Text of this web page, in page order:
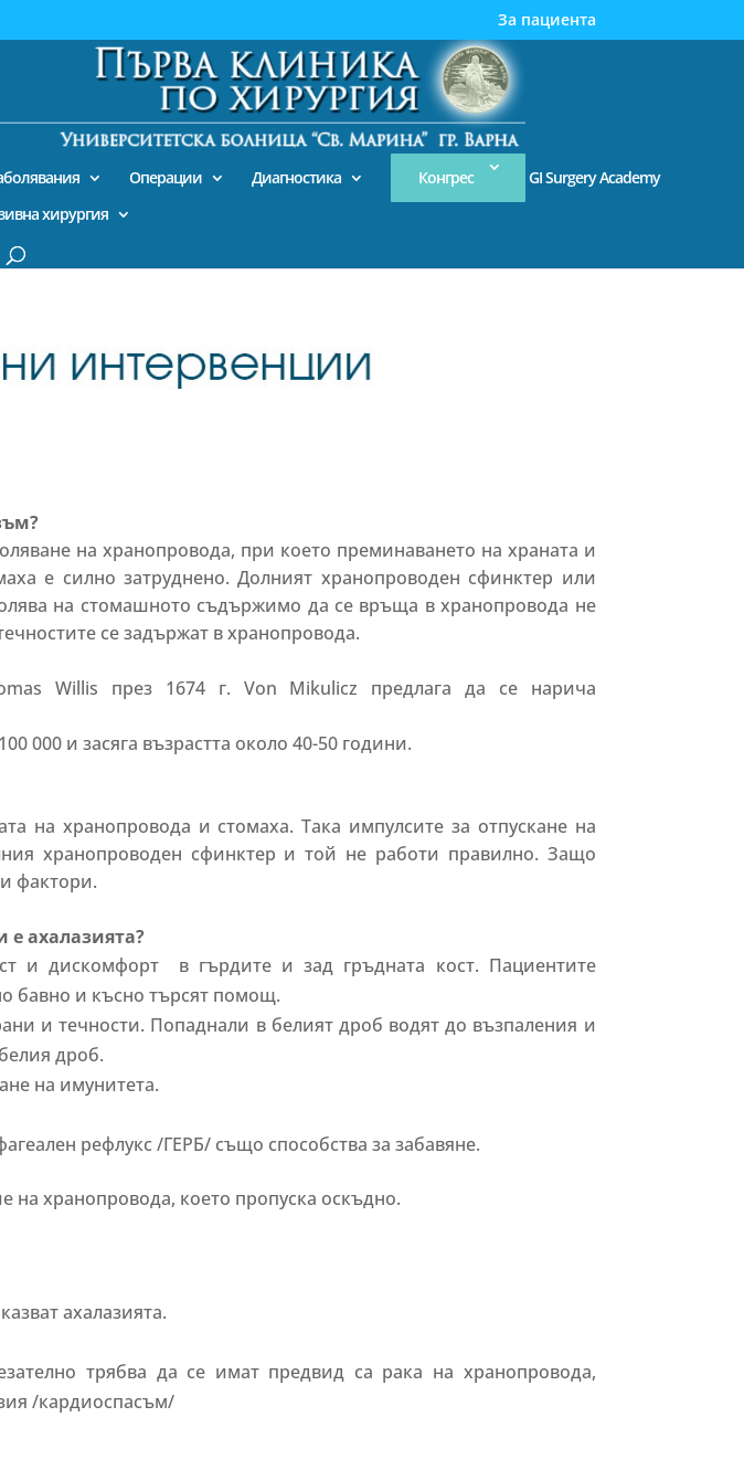
За пациента
Операции Диагностика Конгрес
GI Surgery Academy
хирургия
на хранопровода, при което преминаването на храната и
е силно затруднено. Долният хранопроводен сфинктер или
на стомашното съдържимо да се връща в хранопровода не
се задържат в хранопровода.
Willis през 1674 г. Von Mikulicz предлага да се нарича
000 и засяга възрастта около 40-50 години.
на хранопровода и стомаха. Така импулсите за отпускане на
хранопроводен сфинктер и той не работи правилно. Защо
фактори.
е ахалазията?
и дискомфорт в гърдите и зад гръдната кост. Пациентите
бавно и късно търсят помощ.
и течности. Попаднали в белият дроб водят до възпаления и
дроб.
на имунитета.
рефлукс /ГЕРБ/ също способства за забавяне.
на хранопровода, което пропуска оскъдно.
ахалазията.
трябва да се имат предвид са рака на хранопровода,
/кардиоспасъм/